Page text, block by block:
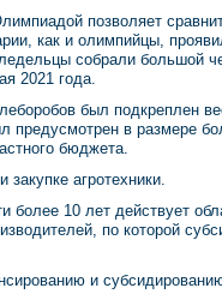
позволяет
как и олимпийцы,
собрали большой
2021 года.
был подкреплен
предусмотрен в размере
бюджета.
агротехники.
более 10 лет действует
по которой
и